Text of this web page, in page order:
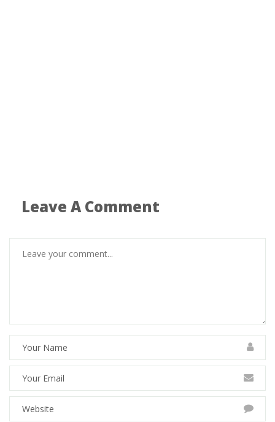
Leave A Comment